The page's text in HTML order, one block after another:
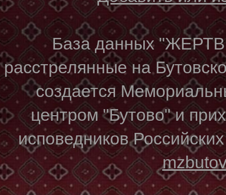
База данных
расстрелянные на
создается
центром "Бутово" и
исповедников